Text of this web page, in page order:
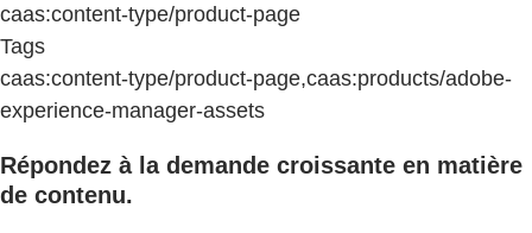
caas:content-type/product-page
Tags
caas:content-type/product-page,caas:products/adobe-
experience-manager-assets
Répondez à la demande croissante en matière
de contenu.